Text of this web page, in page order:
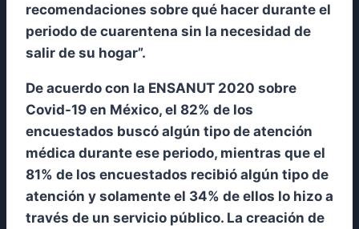
recomendaciones sobre qué hacer durante el
periodo de cuarentena sin la necesidad de
salir de su hogar”.
De acuerdo con la ENSANUT 2020 sobre
Covid-19 en México, el 82% de los
encuestados buscó algún tipo de atención
médica durante ese periodo, mientras que el
81% de los encuestados recibió algún tipo de
atención y solamente el 34% de ellos lo hizo a
través de un servicio público. La creación de